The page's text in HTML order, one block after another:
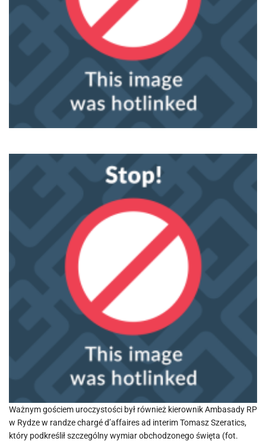
Ważnym gościem uroczystości był również kierownik Ambasady RP
w Rydze w randze chargé d’affaires ad interim Tomasz Szeratics,
który podkreślił szczególny wymiar obchodzonego święta (fot.